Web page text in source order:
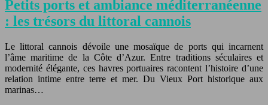
Petits ports et ambiance méditerranéenne
: les trésors du littoral cannois
Le littoral cannois dévoile une mosaïque de ports qui incarnent
l’âme maritime de la Côte d’Azur. Entre traditions séculaires et
modernité élégante, ces havres portuaires racontent l’histoire d’une
relation intime entre terre et mer. Du Vieux Port historique aux
marinas…